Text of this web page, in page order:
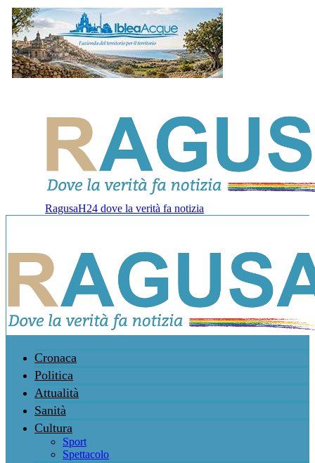
RagusaH24 dove la verità fa notizia
Cronaca
Politica
Attualità
Sanità
Cultura
Sport
Spettacolo